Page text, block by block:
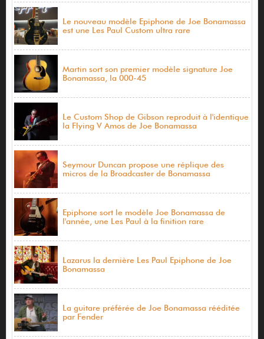
Le nouveau modèle Epiphone de Joe Bonamassa
est une Les Paul Custom ultra rare
Martin sort son premier modèle signature Joe
Bonamassa, la 000-45
Le Custom Shop de Gibson reproduit à l'identique
la Flying V Amos de Joe Bonamassa
Seymour Duncan propose une réplique des
micros de la Broadcaster de Bonamassa
Epiphone sort le modèle Joe Bonamassa de
l'année, une Les Paul à la finition rare
Lazarus la dernière Les Paul Epiphone de Joe
Bonamassa
La guitare préférée de Joe Bonamassa rééditée
par Fender